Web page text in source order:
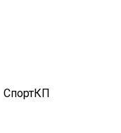
СпортКП